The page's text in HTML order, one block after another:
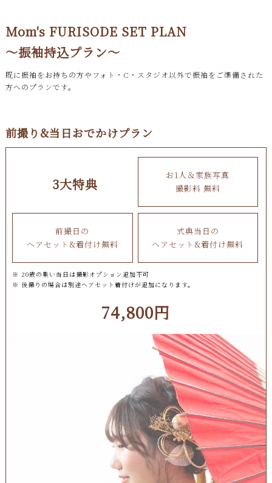
Mom's FURISODE SET PLAN
～振袖持込プラン～
既に振袖をお持ちの方やフォト・C・スタジオ以外で振袖をご準備された
方へのプランです。
前撮り&当日おでかけプラン
3大特典
お1人＆家族写真
撮影料 無料
前撮日の
ヘアセット&着付け無料
式典当日の
ヘアセット&着付け無料
※ 20歳の集い当日は撮影オプション追加不可
※ 後撮りの場合は別途ヘアセット着付けが追加になります。
74,800円